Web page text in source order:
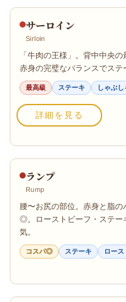
サーロイン
Sirloin
「牛肉の王様」。背中中央
赤身の完璧なバランスでステ
最高級 ステーキ しゃぶし
詳細を見る
ランプ
Rump
腰〜お尻の部位。赤身と脂
◎。ローストビーフ・ステー
気。
コスパ◎ ステーキ ロース